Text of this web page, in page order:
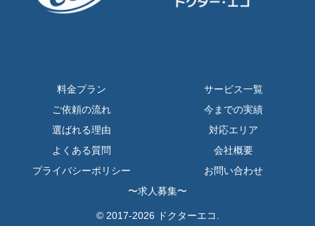
料金プラン
サービス一覧
ご依頼の流れ
今までの実績
選ばれる理由
対応エリア
よくある質問
会社概要
プライバシーポリシー
お問い合わせ
〜求人募集〜
© 2017-2026 ドクターエコ.